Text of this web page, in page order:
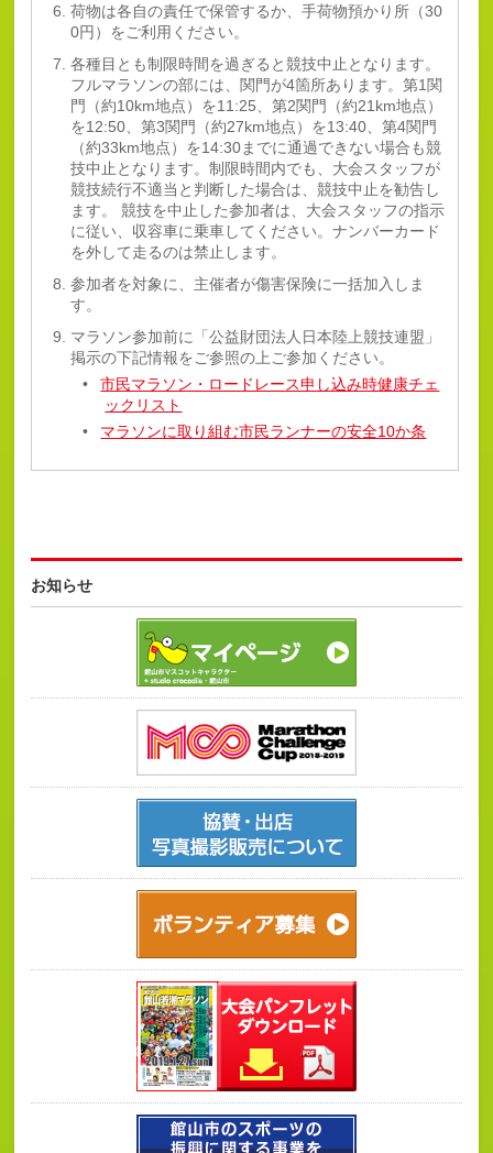
荷物は各自の責任で保管するか、手荷物預かり所（30
0円）をご利用ください。
各種目とも制限時間を過ぎると競技中止となります。
フルマラソンの部には、関門が4箇所あります。第1関
門（約10km地点）を11:25、第2関門（約21km地点）
を12:50、第3関門（約27km地点）を13:40、第4関門
（約33km地点）を14:30までに通過できない場合も競
技中止となります。制限時間内でも、大会スタッフが
競技続行不適当と判断した場合は、競技中止を勧告し
ます。 競技を中止した参加者は、大会スタッフの指示
に従い、収容車に乗車してください。ナンバーカード
を外して走るのは禁止します。
参加者を対象に、主催者が傷害保険に一括加入しま
す。
マラソン参加前に「公益財団法人日本陸上競技連盟」
掲示の下記情報をご参照の上ご参加ください。
市民マラソン・ロードレース申し込み時健康チェ
ックリスト
マラソンに取り組む市民ランナーの安全10か条
お知らせ